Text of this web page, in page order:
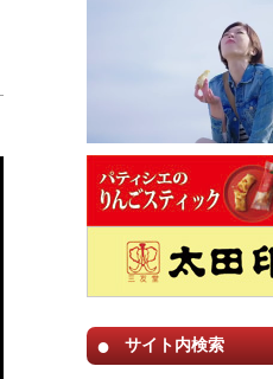
サイト内検索